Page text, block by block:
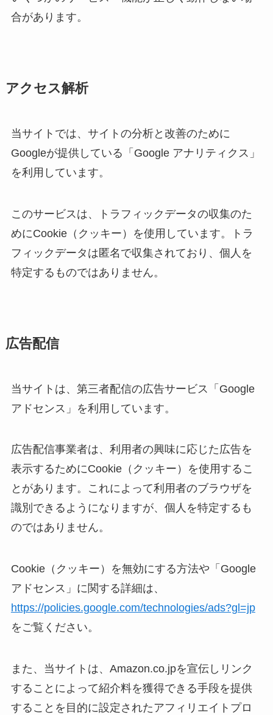
合があります。
アクセス解析
当サイトでは、サイトの分析と改善のために
Googleが提供している「Google アナリティクス」
を利用しています。
このサービスは、トラフィックデータの収集のた
めにCookie（クッキー）を使用しています。トラ
フィックデータは匿名で収集されており、個人を
特定するものではありません。
広告配信
当サイトは、第三者配信の広告サービス「Google
アドセンス」を利用しています。
広告配信事業者は、利用者の興味に応じた広告を
表示するためにCookie（クッキー）を使用するこ
とがあります。これによって利用者のブラウザを
識別できるようになりますが、個人を特定するも
のではありません。
Cookie（クッキー）を無効にする方法や「Google
アドセンス」に関する詳細は、
https://policies.google.com/technologies/ads?gl=jp
をご覧ください。
また、当サイトは、Amazon.co.jpを宣伝しリンク
することによって紹介料を獲得できる手段を提供
することを目的に設定されたアフィリエイトプロ